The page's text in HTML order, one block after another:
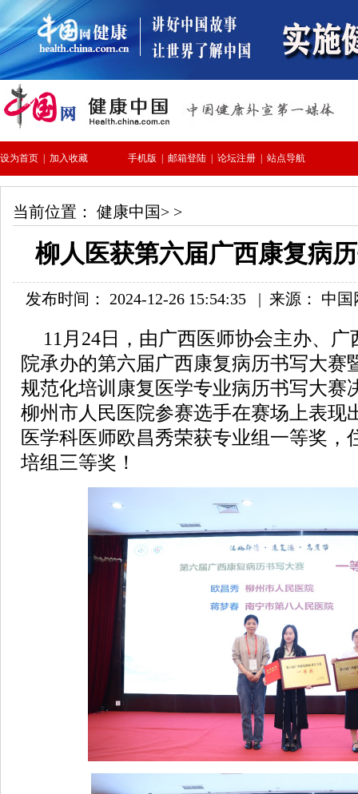
当前位置： 健康中国> >
柳人医获第六届广西康复病
发布时间： 2024-12-26 15:54:35 | 来源： 中
11月24日，由广西医师协会主办、
院承办的第六届广西康复病历书写大赛
规范化培训康复医学专业病历书写大赛
柳州市人民医院参赛选手在赛场上表现
医学科医师欧昌秀荣获专业组一等奖，
培组三等奖！